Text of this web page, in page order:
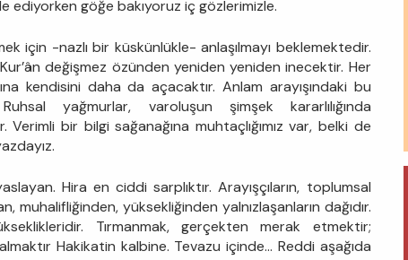
ediyorken göğe bakıyoruz iç gözlerimizle.
için -nazlı bir küskünlükle- anlaşılmayı beklemektedir.
değişmez özünden yeniden yeniden inecektir. Her
kendisini daha da açacaktır. Anlam arayışındaki bu
Ruhsal yağmurlar, varoluşun şimşek kararlılığında
Verimli bir bilgi sağanağına muhtaçlığımız var, belki de
Hira en ciddi sarplıktır. Arayışçıların, toplumsal
muhalifliğinden, yüksekliğinden yalnızlaşanların dağıdır.
Tırmanmak, gerçekten merak etmektir;
Hakikatin kalbine. Tevazu içinde… Reddi aşağıda